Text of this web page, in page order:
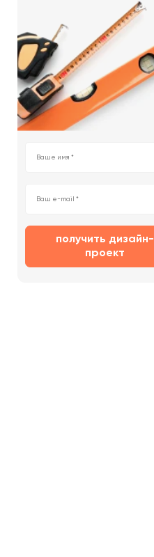
получить дизайн-
проект